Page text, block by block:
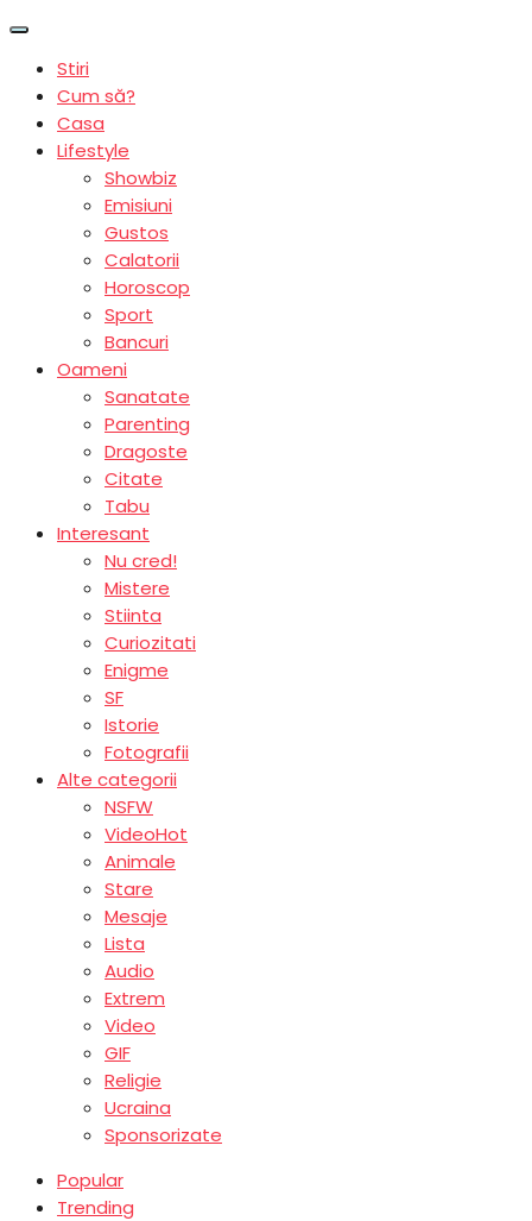
Stiri
Cum să?
Casa
Lifestyle
Showbiz
Emisiuni
Gustos
Calatorii
Horoscop
Sport
Bancuri
Oameni
Sanatate
Parenting
Dragoste
Citate
Tabu
Interesant
Nu cred!
Mistere
Stiinta
Curiozitati
Enigme
SF
Istorie
Fotografii
Alte categorii
NSFW
VideoHot
Animale
Stare
Mesaje
Lista
Audio
Extrem
Video
GIF
Religie
Ucraina
Sponsorizate
Popular
Trending